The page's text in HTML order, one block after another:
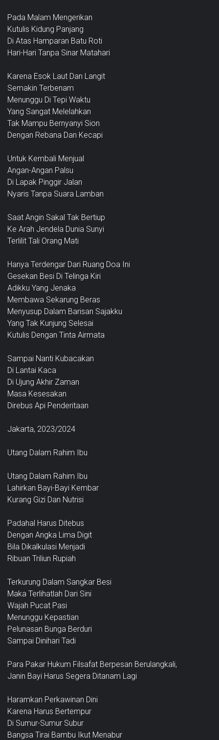
Pada Malam Mengerikan
Kutulis Kidung Panjang
Di Atas Hamparan Batu Roti
Hari-Hari Tanpa Sinar Matahari
Karena Esok Laut Dan Langit
Semakin Terbenam
Menunggu Di Tepi Waktu
Yang Sangat Melelahkan
Tak Mampu Bernyanyi Sion
Dengan Rebana Dan Kecapi
Untuk Kembali Menjual
Angan-Angan Palsu
Di Lapak Pinggir Jalan
Nyaris Tanpa Suara Lamban
Saat Angin Sakal Tak Bertiup
Ke Arah Jendela Dunia Sunyi
Terlilit Tali Orang Mati
Hanya Terdengar Dari Ruang Doa Ini
Gesekan Besi Di Telinga Kiri
Adikku Yang Jenaka
Membawa Sekarung Beras
Menyusup Dalam Barisan Sajakku
Yang Tak Kunjung Selesai
Kutulis Dengan Tinta Airmata
Sampai Nanti Kubacakan
Di Lantai Kaca
Di Ujung Akhir Zaman
Masa Kesesakan
Direbus Api Penderitaan
Jakarta, 2023/2024
Utang Dalam Rahim Ibu
Utang Dalam Rahim Ibu
Lahirkan Bayi-Bayi Kembar
Kurang Gizi Dan Nutrisi
Padahal Harus Ditebus
Dengan Angka Lima Digit
Bila Dikalkulasi Menjadi
Ribuan Triliun Rupiah
Terkurung Dalam Sangkar Besi
Maka Terlihatlah Dari Sini
Wajah Pucat Pasi
Menunggu Kepastian
Pelunasan Bunga Berduri
Sampai Dinihari Tadi
Para Pakar Hukum Filsafat Berpesan Berulangkali,
Janin Bayi Harus Segera Ditanam Lagi
Haramkan Perkawinan Dini
Karena Harus Bertempur
Di Sumur-Sumur Subur
Bangsa Tirai Bambu Ikut Menabur